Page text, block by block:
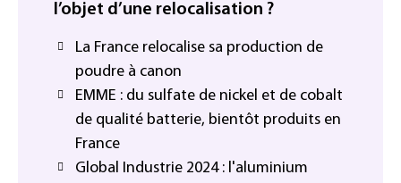
l’objet d’une relocalisation ?
La France relocalise sa production de
poudre à canon
EMME : du sulfate de nickel et de cobalt
de qualité batterie, bientôt produits en
France
Global Industrie 2024 : l'aluminium